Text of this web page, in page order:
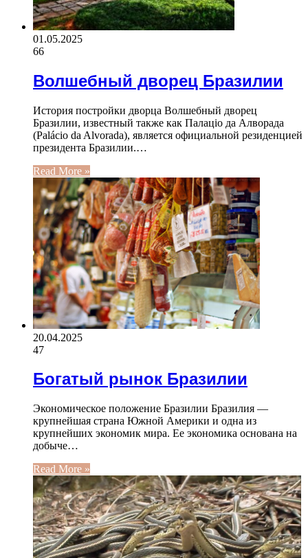
01.05.2025
66
Волшебный дворец Бразилии
История постройки дворца Волшебный дворец
Бразилии, известный также как Палаціо да Алворада
(Palácio da Alvorada), является официальной резиденцией
президента Бразилии.…
Read More »
20.04.2025
47
Богатый рынок Бразилии
Экономическое положение Бразилии Бразилия —
крупнейшая страна Южной Америки и одна из
крупнейших экономик мира. Ее экономика основана на
добыче…
Read More »